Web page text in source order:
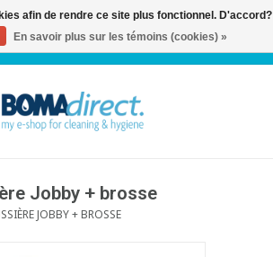
0 Articles
Jobby + brosse
JOBBY + BROSSE
afin de rendre ce site plus fonctionnel. D'accord?
En savoir plus sur les témoins (cookies) »